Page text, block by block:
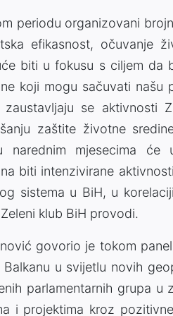
periodu organizovani
efikasnost, očuvanje
biti u fokusu s ciljem da
koji mogu sačuvati našu
se aktivnosti
zaštite životne
mjesecima će
biti intenzivirane
sistema u BiH, u
klub BiH provodi.
govorio je tokom
u svijetlu novih
parlamentarnih grupa u
i projektima kroz